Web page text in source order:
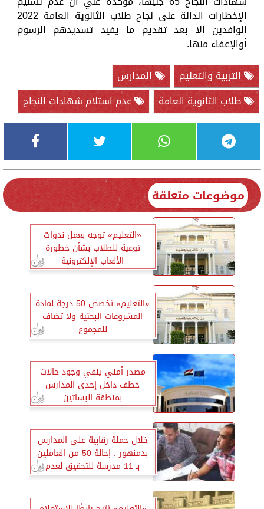
الإخطارات الدالة على نجاح طلاب الثانوية العامة 2022
الوافدين إلا بعد تقديم ما يفيد تسديدهم الرسوم
أوالإعفاء منها.
التربية والتعليم
المدارس
طلاب الثانوية العامة
عدم استلام شهادات النجاح
موضوعات متعلقة
«التعليم» توجه بعمل ندوات
توعية للطلاب بشأن خطورة
الألعاب الإلكترونية
«التعليم» تخصص 50 درجة لمادة
المشروعات البحثية ولا تضاف
للمجموع
مصدر أمني ينفي وجود حالات
خطف داخل إحدى المدارس
بمنطقة البساتين
خلال حملة رقابية على المدارس
بدمنهور . إحالة 50 من العاملين
بـ 11 مدرسة للتحقيق لعدم
الإنضباط الإداري